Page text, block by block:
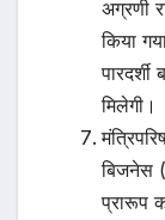
अग्रणी
किया
मिलेगी।
बिजनेस
प्रारूप